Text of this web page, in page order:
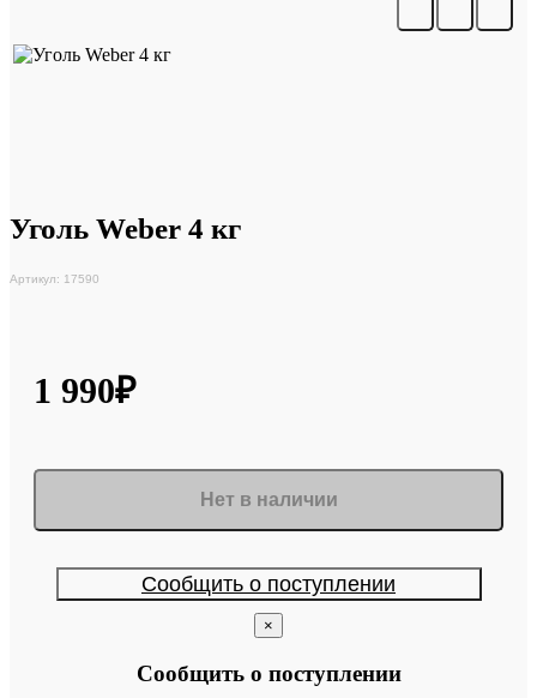
Уголь Weber 4 кг
Артикул: 17590
1 990₽
Нет в наличии
Сообщить о поступлении
×
Сообщить о поступлении